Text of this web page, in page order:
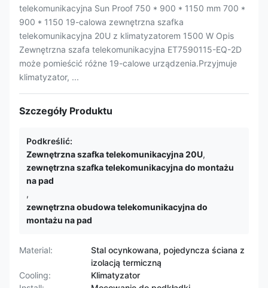
telekomunikacyjna Sun Proof 750 * 900 * 1150 mm 700 *
900 * 1150 19-calowa zewnętrzna szafka
telekomunikacyjna 20U z klimatyzatorem 1500 W Opis
Zewnętrzna szafa telekomunikacyjna ET7590115-EQ-2D
może pomieścić różne 19-calowe urządzenia.Przyjmuje
klimatyzator, ...
Szczegóły Produktu
Podkreślić:
Zewnętrzna szafka telekomunikacyjna 20U,
zewnętrzna szafka telekomunikacyjna do montażu
na pad
,
zewnętrzna obudowa telekomunikacyjna do
montażu na pad
Material:
Stal ocynkowana, pojedyncza ściana z
izolacją termiczną
Cooling:
Klimatyzator